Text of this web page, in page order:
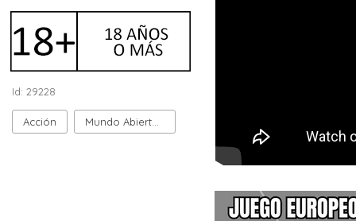
Id: 29228
Acción Mundo Abierto (Sandbox)